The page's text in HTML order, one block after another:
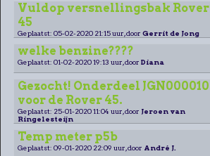
Vuldop versnellingsbak Rover
45
Geplaatst: 05-02-2020 21:15 uur, door Gerrit de Jong
welke benzine????
Geplaatst: 01-02-2020 19:13 uur, door Diana
Gezocht! Onderdeel JGN000010
voor de Rover 45.
Geplaatst: 25-01-2020 11:04 uur, door Jeroen van
Ringelesteijn
Temp meter p5b
Geplaatst: 09-01-2020 22:09 uur, door André J.